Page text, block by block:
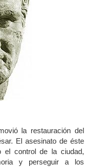
la restauración del
El asesinato de éste
el control de la ciudad,
y perseguir a los